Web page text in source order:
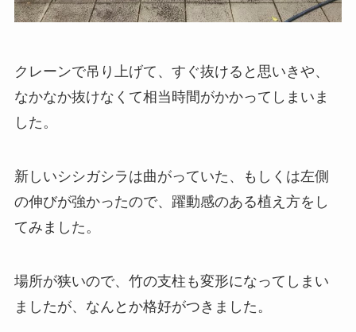
クレーンで吊り上げて、すぐ抜けると思いきや、
なかなか抜けなくて相当時間がかかってしまいま
した。
新しいシシガシラは曲がっていた、もしくは左側
の伸びが強かったので、躍動感のある植え方をし
てみました。
場所が狭いので、竹の支柱も変形になってしまい
ましたが、なんとか格好がつきました。